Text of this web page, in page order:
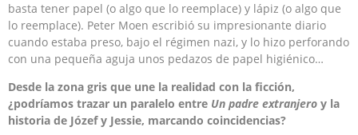
basta tener papel (o algo que lo reemplace) y lápiz (o algo que
lo reemplace). Peter Moen escribió su impresionante diario
cuando estaba preso, bajo el régimen nazi, y lo hizo perforando
con una pequeña aguja unos pedazos de papel higiénico…
Desde la zona gris que une la realidad con la ficción,
¿podríamos trazar un paralelo entre Un padre extranjero y la
historia de Józef y Jessie, marcando coincidencias?